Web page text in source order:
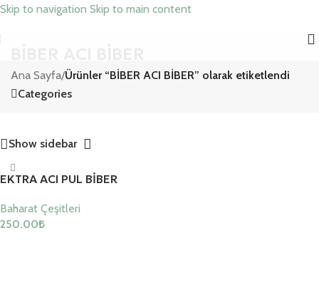
Skip to navigation Skip to main content
Ana Sayfa/Ürünler “BİBER ACI BİBER” olarak etiketlendi
Categories
Show sidebar
EKTRA ACI PUL BİBER
Baharat Çeşitleri
250.00₺